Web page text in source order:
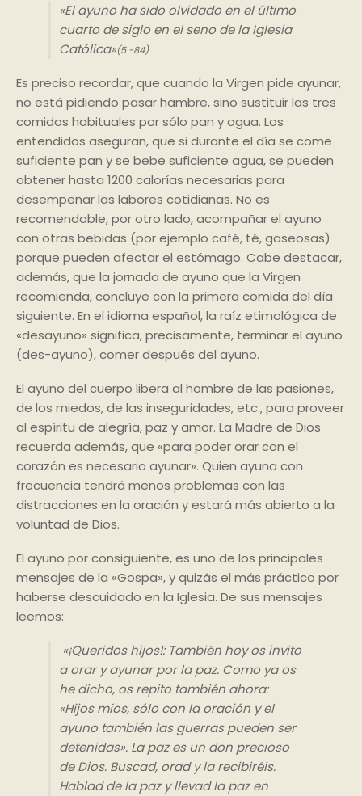
«El ayuno ha sido olvidado en el último
cuarto de siglo en el seno de la Iglesia
Católica»(5 -84)
Es preciso recordar, que cuando la Virgen pide ayunar,
no está pidiendo pasar hambre, sino sustituir las tres
comidas habituales por sólo pan y agua. Los
entendidos aseguran, que si durante el día se come
suficiente pan y se bebe suficiente agua, se pueden
obtener hasta 1200 calorías necesarias para
desempeñar las labores cotidianas. No es
recomendable, por otro lado, acompañar el ayuno
con otras bebidas (por ejemplo café, té, gaseosas)
porque pueden afectar el estómago. Cabe destacar,
además, que la jornada de ayuno que la Virgen
recomienda, concluye con la primera comida del día
siguiente. En el idioma español, la raíz etimológica de
«desayuno» significa, precisamente, terminar el ayuno
(des-ayuno), comer después del ayuno.
El ayuno del cuerpo libera al hombre de las pasiones,
de los miedos, de las inseguridades, etc., para proveer
al espíritu de alegría, paz y amor. La Madre de Dios
recuerda además, que «para poder orar con el
corazón es necesario ayunar». Quien ayuna con
frecuencia tendrá menos problemas con las
distracciones en la oración y estará más abierto a la
voluntad de Dios.
El ayuno por consiguiente, es uno de los principales
mensajes de la «Gospa», y quizás el más práctico por
haberse descuidado en la Iglesia. De sus mensajes
leemos:
«¡Queridos hijos!: También hoy os invito
a orar y ayunar por la paz. Como ya os
he dicho, os repito también ahora:
«Hijos míos, sólo con la oración y el
ayuno también las guerras pueden ser
detenidas». La paz es un don precioso
de Dios. Buscad, orad y la recibiréis.
Hablad de la paz y llevad la paz en